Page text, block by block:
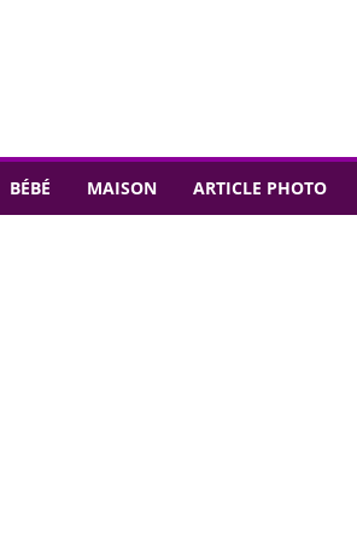
BÉBÉ MAISON ARTICLE PHOTO